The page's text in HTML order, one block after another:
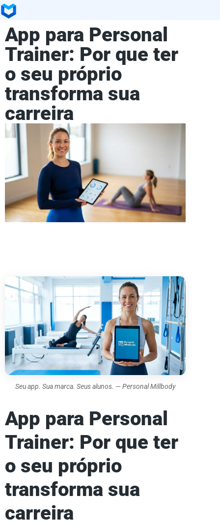
App para Personal
Trainer: Por que ter
o seu próprio
transforma sua
carreira
Seu app. Sua marca. Seus alunos. — Personal Millbody
App para Personal
Trainer: Por que ter
o seu próprio
transforma sua
carreira